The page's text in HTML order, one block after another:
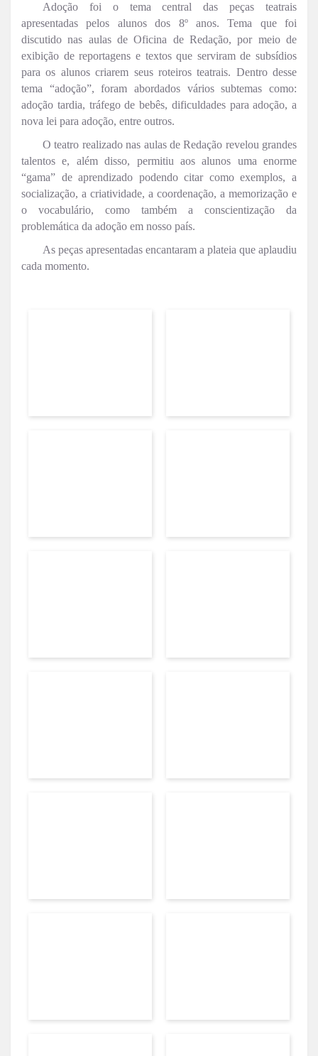
Adoção foi o tema central das peças teatrais
apresentadas pelos alunos dos 8º anos. Tema que foi
discutido nas aulas de Oficina de Redação, por meio de
exibição de reportagens e textos que serviram de subsídios
para os alunos criarem seus roteiros teatrais. Dentro desse
tema “adoção”, foram abordados vários subtemas como:
adoção tardia, tráfego de bebês, dificuldades para adoção, a
nova lei para adoção, entre outros.
O teatro realizado nas aulas de Redação revelou grandes
talentos e, além disso, permitiu aos alunos uma enorme
“gama” de aprendizado podendo citar como exemplos, a
socialização, a criatividade, a coordenação, a memorização e
o vocabulário, como também a conscientização da
problemática da adoção em nosso país.
As peças apresentadas encantaram a plateia que aplaudiu
cada momento.